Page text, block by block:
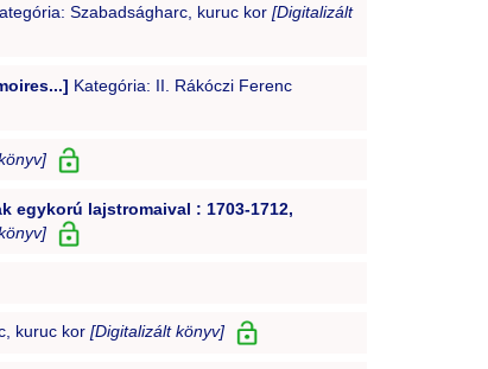
Szabadságharc, kuruc kor [Digitalizált
Kategória: II. Rákóczi Ferenc
egykorú lajstromaival : 1703-1712,
kuruc kor [Digitalizált könyv]